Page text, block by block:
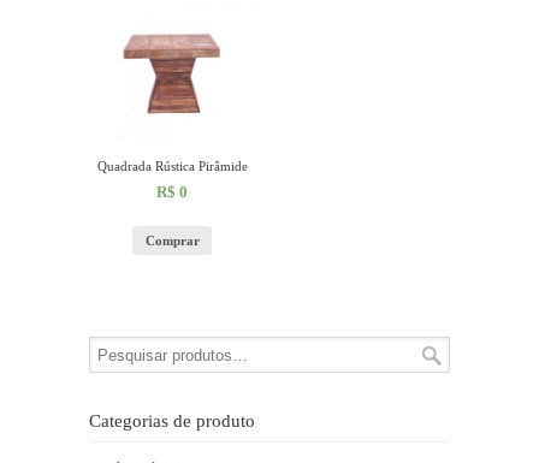
Quadrada Rústica Pirâmide
R$ 0
Comprar
Categorias de produto